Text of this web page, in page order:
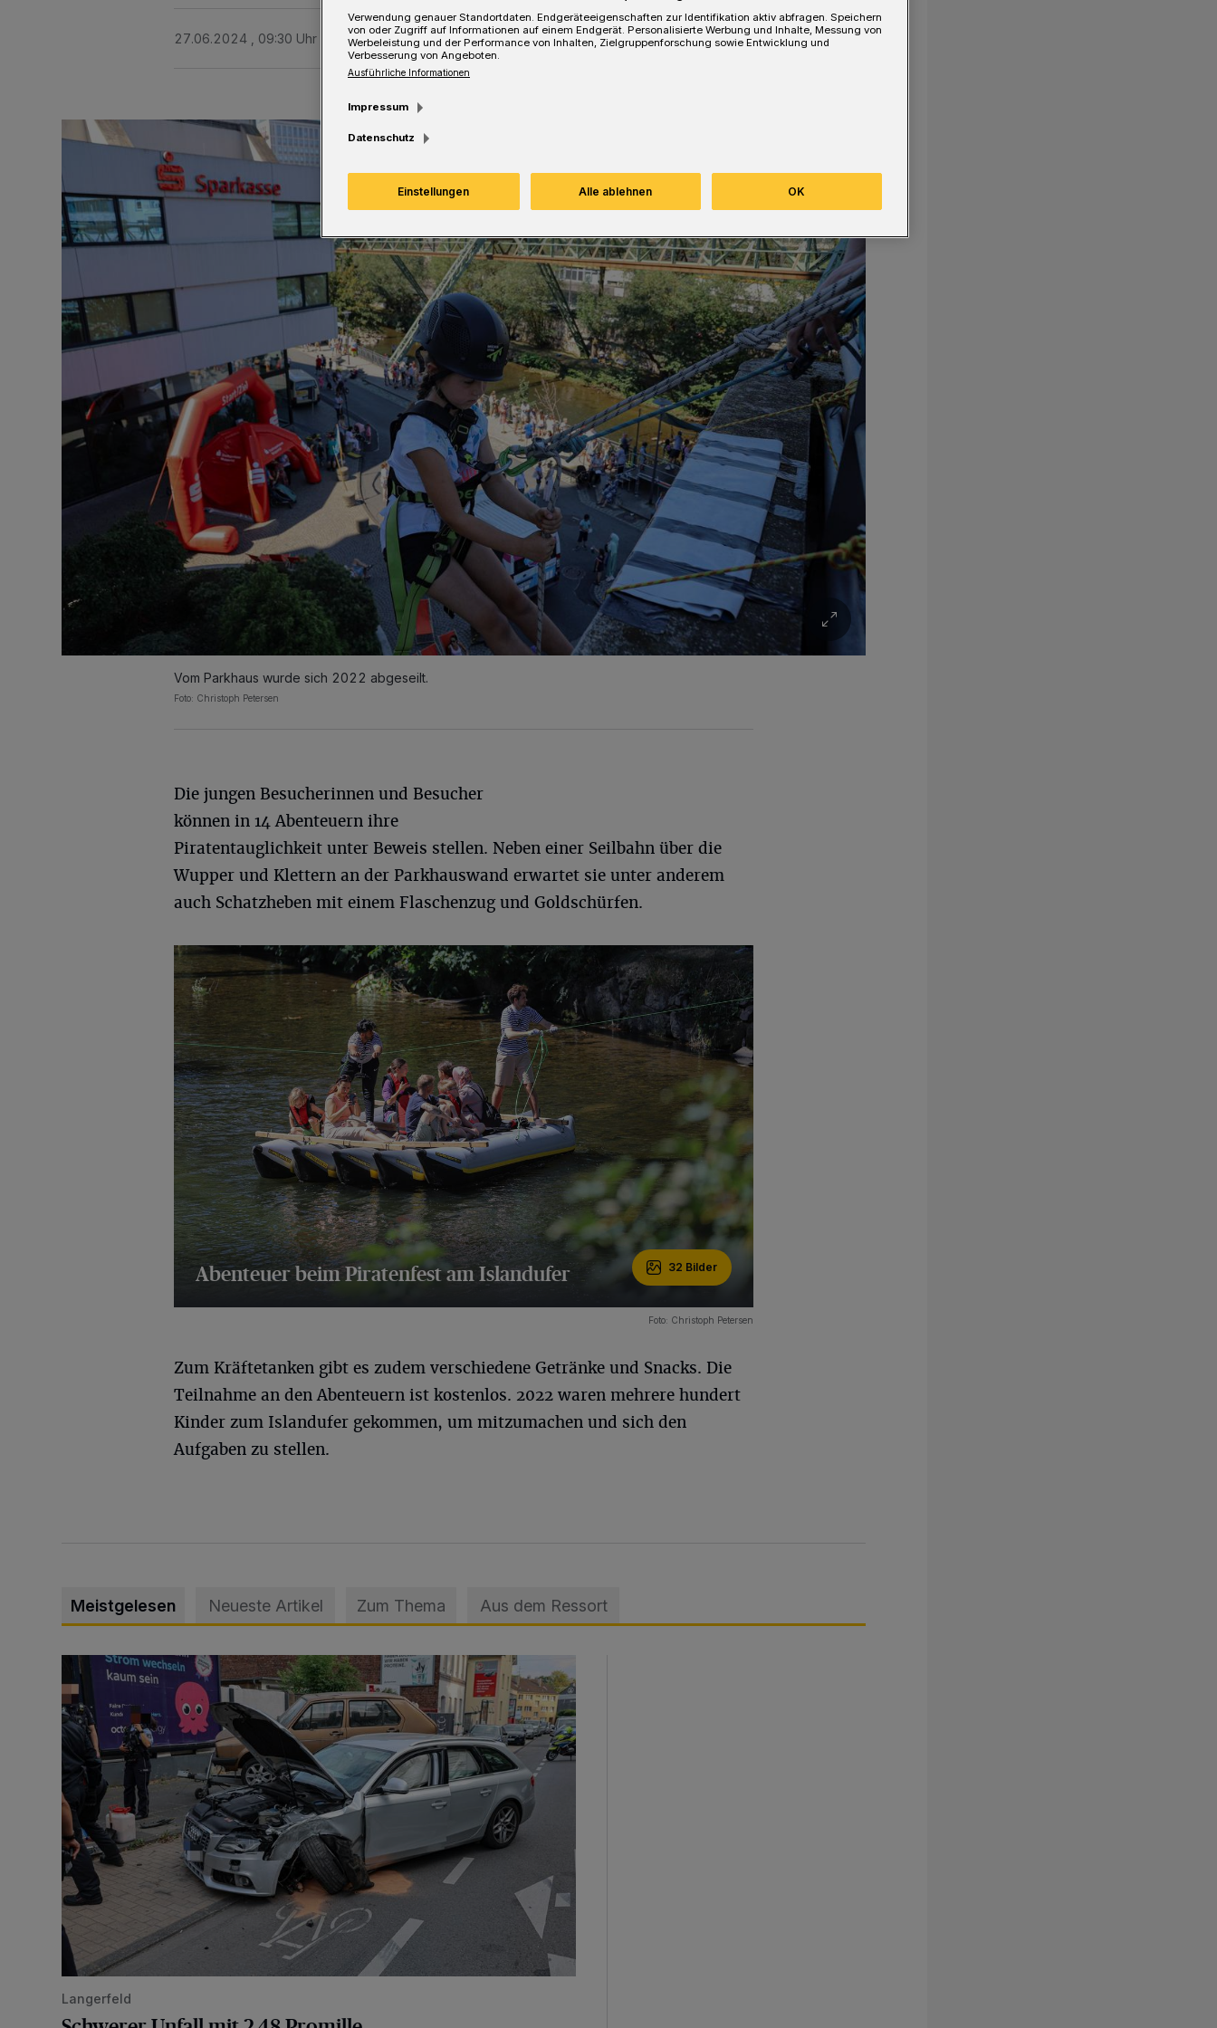
27.06.2024 , 09:30 Uhr Eine Minute Lesezeit
Vom Parkhaus wurde sich 2022 abgeseilt.
Foto: Christoph Petersen
Die jungen Besucherinnen und Besucher
können in 14 Abenteuern ihre
Piratentauglichkeit unter Beweis stellen. Neben einer Seilbahn über die
Wupper und Klettern an der Parkhauswand erwartet sie unter anderem
auch Schatzheben mit einem Flaschenzug und Goldschürfen.
Abenteuer beim Piratenfest am Islandufer 32 Bilder
Foto: Christoph Petersen
Zum Kräftetanken gibt es zudem verschiedene Getränke und Snacks. Die
Teilnahme an den Abenteuern ist kostenlos. 2022 waren mehrere hundert
Kinder zum Islandufer gekommen, um mitzumachen und sich den
Aufgaben zu stellen.
Meistgelesen Neueste Artikel Zum Thema Aus dem Ressort
Schwerer Unfall mit 2,48 Promille
Langerfeld
Verwendung genauer Standortdaten. Endgeräteeigenschaften zur Identifikation aktiv abfragen. Speichern
von oder Zugriff auf Informationen auf einem Endgerät. Personalisierte Werbung und Inhalte, Messung von
Werbeleistung und der Performance von Inhalten, Zielgruppenforschung sowie Entwicklung und
Verbesserung von Angeboten.
Ausführliche Informationen
Impressum
Datenschutz
Einstellungen Alle ablehnen OK